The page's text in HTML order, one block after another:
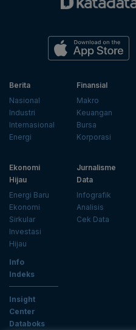
Berita
Nasional
Industri
Internasional
Energi
Finansial
Makro
Keuangan
Bursa
Korporasi
Ekonomi
Hijau
Energi Baru
Ekonomi
Sirkular
Investasi
Hijau
Jurnalisme
Data
Infografik
Analisis
Cek Data
Info
Indeks
Insight
Center
Databoks